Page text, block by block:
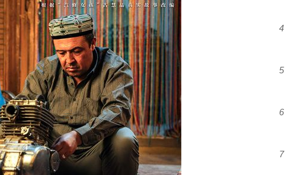
4
5
6
7